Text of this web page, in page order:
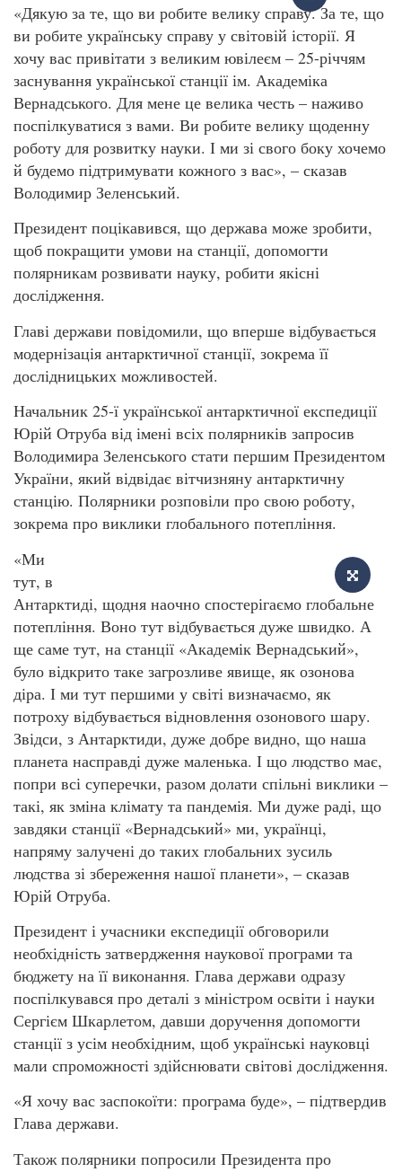
«Дякую за те, що ви робите велику справу. За те, що
ви робите українську справу у світовій історії. Я
хочу вас привітати з великим ювілеєм – 25-річчям
заснування української станції ім. Академіка
Вернадського. Для мене це велика честь – наживо
поспілкуватися з вами. Ви робите велику щоденну
роботу для розвитку науки. І ми зі свого боку хочемо
й будемо підтримувати кожного з вас», – сказав
Володимир Зеленський.
Президент поцікавився, що держава може зробити,
щоб покращити умови на станції, допомогти
полярникам розвивати науку, робити якісні
дослідження.
Главі держави повідомили, що вперше відбувається
модернізація антарктичної станції, зокрема її
дослідницьких можливостей.
Начальник 25-ї української антарктичної експедиції
Юрій Отруба від імені всіх полярників запросив
Володимира Зеленського стати першим Президентом
України, який відвідає вітчизняну антарктичну
станцію. Полярники розповіли про свою роботу,
зокрема про виклики глобального потепління.
«Ми
тут, в
Антарктиді, щодня наочно спостерігаємо глобальне
потепління. Воно тут відбувається дуже швидко. А
ще саме тут, на станції «Академік Вернадський»,
було відкрито таке загрозливе явище, як озонова
діра. І ми тут першими у світі визначаємо, як
потроху відбувається відновлення озонового шару.
Звідси, з Антарктиди, дуже добре видно, що наша
планета насправді дуже маленька. І що людство має,
попри всі суперечки, разом долати спільні виклики –
такі, як зміна клімату та пандемія. Ми дуже раді, що
завдяки станції «Вернадський» ми, українці,
напряму залучені до таких глобальних зусиль
людства зі збереження нашої планети», – сказав
Юрій Отруба.
Президент і учасники експедиції обговорили
необхідність затвердження наукової програми та
бюджету на її виконання. Глава держави одразу
поспілкувався про деталі з міністром освіти і науки
Сергієм Шкарлетом, давши доручення допомогти
станції з усім необхідним, щоб українські науковці
мали спроможності здійснювати світові дослідження.
«Я хочу вас заспокоїти: програма буде», – підтвердив
Глава держави.
Також полярники попросили Президента про